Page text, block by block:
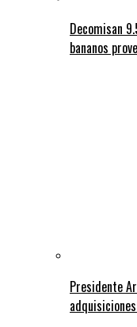
Decomisan
bananos
Presidente